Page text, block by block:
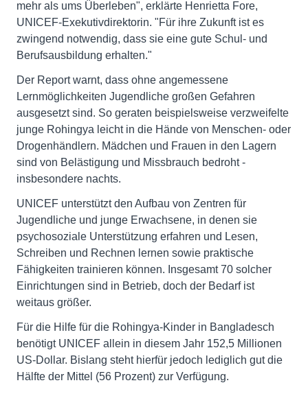
mehr als ums Überleben", erklärte Henrietta Fore,
UNICEF-Exekutivdirektorin. "Für ihre Zukunft ist es
zwingend notwendig, dass sie eine gute Schul- und
Berufsausbildung erhalten."
Der Report warnt, dass ohne angemessene
Lernmöglichkeiten Jugendliche großen Gefahren
ausgesetzt sind. So geraten beispielsweise verzweifelte
junge Rohingya leicht in die Hände von Menschen- oder
Drogenhändlern. Mädchen und Frauen in den Lagern
sind von Belästigung und Missbrauch bedroht -
insbesondere nachts.
UNICEF unterstützt den Aufbau von Zentren für
Jugendliche und junge Erwachsene, in denen sie
psychosoziale Unterstützung erfahren und Lesen,
Schreiben und Rechnen lernen sowie praktische
Fähigkeiten trainieren können. Insgesamt 70 solcher
Einrichtungen sind in Betrieb, doch der Bedarf ist
weitaus größer.
Für die Hilfe für die Rohingya-Kinder in Bangladesch
benötigt UNICEF allein in diesem Jahr 152,5 Millionen
US-Dollar. Bislang steht hierfür jedoch lediglich gut die
Hälfte der Mittel (56 Prozent) zur Verfügung.